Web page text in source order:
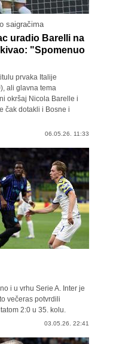
saigračima
uradio Barelli na
"Spomenuo
prvaka Italije
ali glavna tema
okršaj Nicola Barelle i
čak dotakli i Bosne i
06.05.26. 11:33
i u vrhu Serie A. Inter je
večeras potvrdili
2:0 u 35. kolu.
03.05.26. 22:41